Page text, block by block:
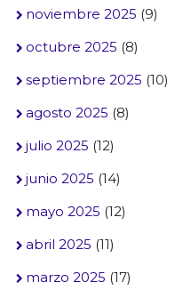
noviembre 2025 (9)
octubre 2025 (8)
septiembre 2025 (10)
agosto 2025 (8)
julio 2025 (12)
junio 2025 (14)
mayo 2025 (12)
abril 2025 (11)
marzo 2025 (17)